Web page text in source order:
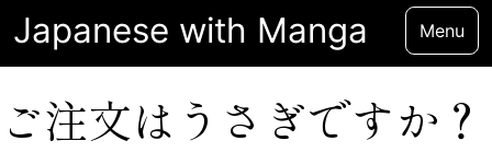
Japanese with Manga Menu
ご注文はうさぎですか？